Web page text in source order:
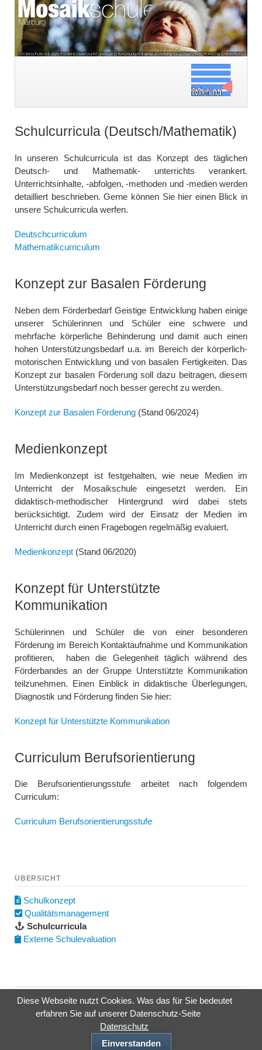
Schulcurricula (Deutsch/Mathematik)
In unseren Schulcurricula ist das Konzept des täglichen
Deutsch- und Mathematik- unterrichts verankert.
Unterrichtsinhalte, -abfolgen, -methoden und -medien werden
detailliert beschrieben. Gerne können Sie hier einen Blick in
unsere Schulcurricula werfen.
Deutschcurriculum
Mathematikcurriculum
Konzept zur Basalen Förderung
Neben dem Förderbedarf Geistige Entwicklung haben einige
unserer Schülerinnen und Schüler eine schwere und
mehrfache körperliche Behinderung und damit auch einen
hohen Unterstützungsbedarf u.a. im Bereich der körperlich-
motorischen Entwicklung und von basalen Fertigkeiten. Das
Konzept zur basalen Förderung soll dazu beitragen, diesem
Unterstützungsbedarf noch besser gerecht zu werden.
Konzept zur Basalen Förderung(Stand 06/2024)
Medienkonzept
Im Medienkonzept ist festgehalten, wie neue Medien im
Unterricht der Mosaikschule eingesetzt werden. Ein
didaktisch-methodischer Hintergrund wird dabei stets
berücksichtigt. Zudem wird der Einsatz der Medien im
Unterricht durch einen Fragebogen regelmäßig evaluiert.
Medienkonzept (Stand 06/2020)
Konzept für Unterstützte
Kommunikation
Schülerinnen und Schüler die von einer besonderen
Förderung im Bereich Kontaktaufnahme und Kommunikation
profitieren, haben die Gelegenheit täglich während des
Förderbandes an der Gruppe Unterstützte Kommunikation
teilzunehmen. Einen Einblick in didaktische Überlegungen,
Diagnostik und Förderung finden Sie hier:
Konzept für Unterstützte Kommunikation
Curriculum Berufsorientierung
Die Berufsorientierungsstufe arbeitet nach folgendem
Curriculum:
Curriculum Berufsorientierungsstufe
ÜBERSICHT
überspringen
Schulkonzept
Qualitätsmanagement
Schulcurricula
Externe Schulevaluation
NAVIGATION
ÜBERSPRINGEN
START KONTAKT IMPRESSUM DATENSCHUTZ
© 2014 - 2026 Mosaikschule Marburg - Layout und Design: D. Henkel &
Diese Webseite nutzt Cookies. Was das für Sie bedeutet
erfahren Sie auf unserer Datenschutz-Seite
Datenschutz
Einverstanden